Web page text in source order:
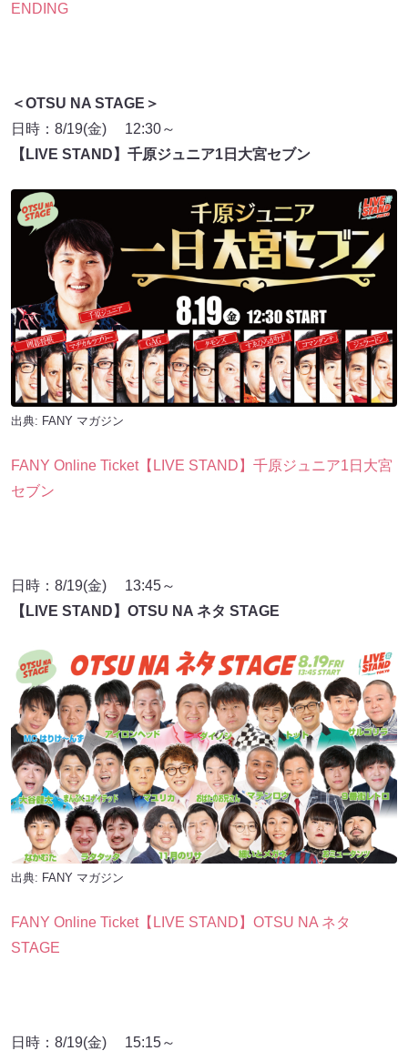
ENDING
＜OTSU NA STAGE＞
日時：8/19(金) 12:30～
【LIVE STAND】千原ジュニア1日大宮セブン
出典: FANY マガジン
FANY Online Ticket【LIVE STAND】千原ジュニア1日大宮
セブン
日時：8/19(金) 13:45～
【LIVE STAND】OTSU NA ネタ STAGE
出典: FANY マガジン
FANY Online Ticket【LIVE STAND】OTSU NA ネタ
STAGE
日時：8/19(金) 15:15～